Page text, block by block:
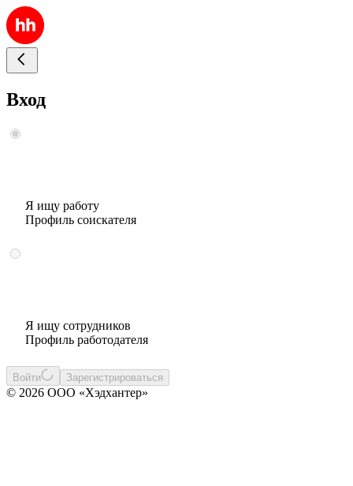
Вход
Я ищу работу
Профиль соискателя
Я ищу сотрудников
Профиль работодателя
Войти Зарегистрироваться
© 2026 ООО «Хэдхантер»